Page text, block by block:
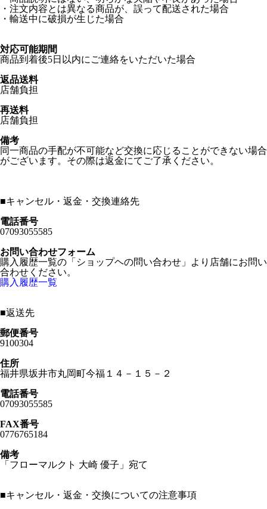
・注文内容とは異なる商品が、誤って配送された場合
・輸送中に破損が生じた場合
対応可能期間
商品到着後5日以内にご連絡をいただいた場合
返品送料
店舗負担
再送料
店舗負担
備考
同一商品の手配が不可能など交換に応じることができない場合
がございます。その際は返金にてご了承ください。
■キャンセル・返金・交換連絡先
電話番号
07093055585
お問い合わせフォーム
購入履歴一覧の「ショップヘの問い合わせ」より店舗にお問い
合わせください。
購入履歴一覧
■返送先
郵便番号
9100304
住所
福井県坂井市丸岡町今福１４－１５－２
電話番号
07093055585
FAX番号
0776765184
備考
「フローマルクト 大崎 優子」宛て
■キャンセル・返金・交換についての注意事項